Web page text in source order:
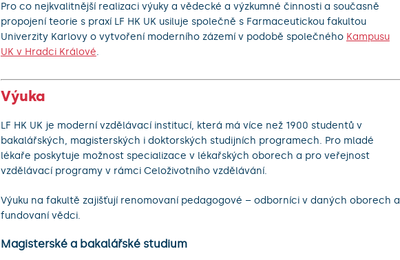
Pro co nejkvalitnější realizaci výuky a vědecké a výzkumné činnosti a současně
propojení teorie s praxí LF HK UK usiluje společně s Farmaceutickou fakultou
Univerzity Karlovy o vytvoření moderního zázemí v podobě společného Kampusu
UK v Hradci Králové.
Výuka
LF HK UK je moderní vzdělávací institucí, která má více než 1900 studentů v
bakalářských, magisterských i doktorských studijních programech. Pro mladé
lékaře poskytuje možnost specializace v lékařských oborech a pro veřejnost
vzdělávací programy v rámci Celoživotního vzdělávání.
Výuku na fakultě zajišťují renomovaní pedagogové – odborníci v daných oborech a
fundovaní vědci.
Magisterské a bakalářské studium